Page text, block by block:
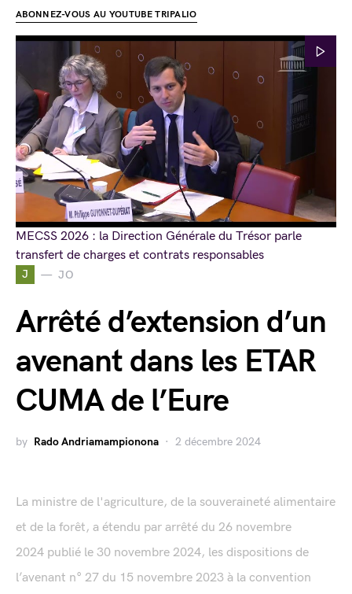
J JO
Arrêté d’extension d’un
avenant dans les ETAR
CUMA de l’Eure
by Rado Andriamampionona 2 décembre 2024
La ministre de l'agriculture, de la souveraineté alimentaire
et de la forêt, a étendu par arrêté du 26 novembre
2024 publié le 30 novembre 2024, les dispositions de
l’avenant n° 27 du 15 novembre 2023 à la convention
ABONNEZ-VOUS AU YOUTUBE TRIPALIO
MECSS 2026 : la Direction Générale du Trésor parle
transfert de charges et contrats responsables